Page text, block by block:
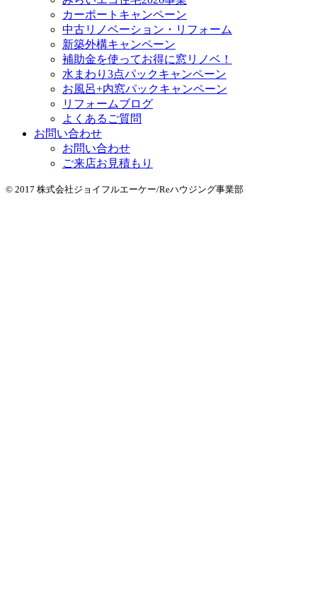
カーポートキャンペーン
中古リノベーション・リフォーム
新築外構キャンペーン
補助金を使ってお得に窓リノベ！
水まわり3点パックキャンペーン
お風呂+内窓パックキャンペーン
リフォームブログ
よくあるご質問
お問い合わせ
お問い合わせ
ご来店お見積もり
© 2017 株式会社ジョイフルエーケー/Reハウジング事業部